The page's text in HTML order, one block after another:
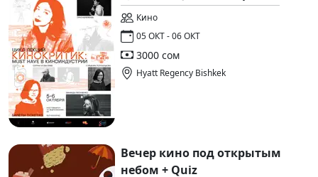
Кино
05 ОКТ - 06 ОКТ
3000 сом
Hyatt Regency Bishkek
Вечер кино под открытым
небом + Quiz